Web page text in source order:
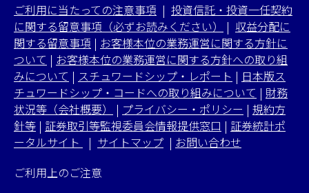
ご利用に当たっての注意事項 | 投資信託・投資一任契約
に関する留意事項（必ずお読みください）
| 収益分配に
関する留意事項 | お客様本位の業務運営に関する方針に
ついて | お客様本位の業務運営に関する方針への取り組
みについて | スチュワードシップ・レポート | 日本版ス
チュワードシップ・コードへの取り組みについて | 財務
状況等（会社概要）
| プライバシー・ポリシー | 規約方
針等 | 証券取引等監視委員会情報提供窓口 | 証券統計ポ
ータルサイト
| サイトマップ | お問い合わせ
ご利用上のご注意